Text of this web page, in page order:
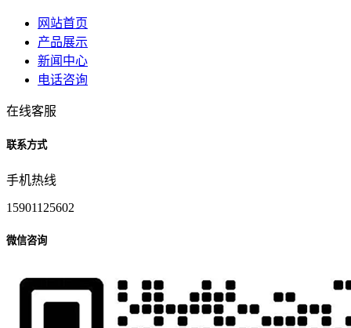
网站首页
产品展示
新闻中心
电话咨询
在线客服
联系方式
手机热线
15901125602
微信咨询